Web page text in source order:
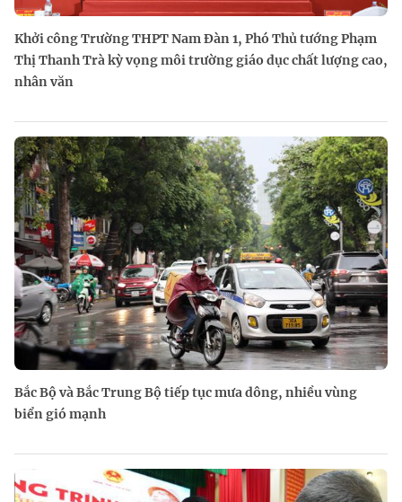
Khởi công Trường THPT Nam Đàn 1, Phó Thủ tướng Phạm
Thị Thanh Trà kỳ vọng môi trường giáo dục chất lượng cao,
nhân văn
Bắc Bộ và Bắc Trung Bộ tiếp tục mưa dông, nhiều vùng
biển gió mạnh